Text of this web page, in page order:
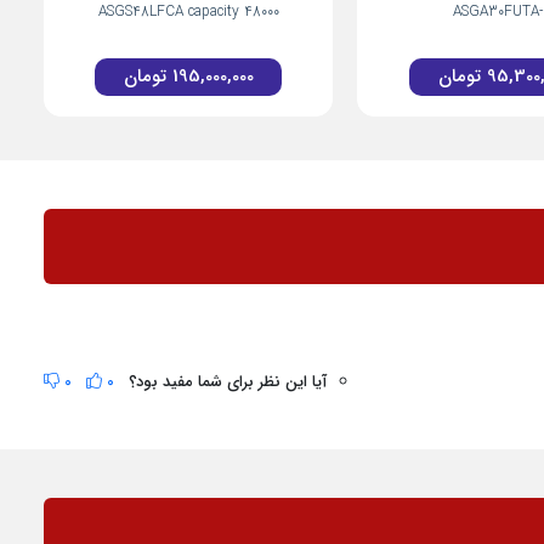
تومان
ASGS48LFCA capacity 48000
195,000,000 تومان
آیا این نظر برای شما مفید بود؟ 0
0